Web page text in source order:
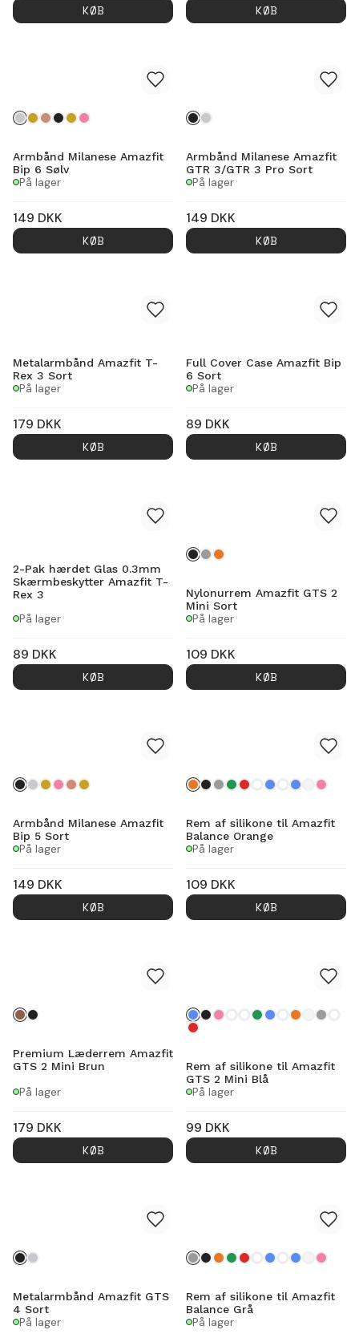
KØB
KØB
Armbånd Milanese Amazfit
Bip 6 Sølv
På lager
149 DKK
KØB
Armbånd Milanese Amazfit
GTR 3/GTR 3 Pro Sort
På lager
149 DKK
KØB
Metalarmbånd Amazfit T-
Rex 3 Sort
På lager
179 DKK
KØB
Full Cover Case Amazfit Bip
6 Sort
På lager
89 DKK
KØB
2-Pak hærdet Glas 0.3mm
Skærmbeskytter Amazfit T-
Rex 3
På lager
89 DKK
KØB
Nylonurrem Amazfit GTS 2
Mini Sort
På lager
109 DKK
KØB
Armbånd Milanese Amazfit
Bip 5 Sort
På lager
149 DKK
KØB
Rem af silikone til Amazfit
Balance Orange
På lager
109 DKK
KØB
Premium Læderrem Amazfit
GTS 2 Mini Brun
På lager
179 DKK
KØB
Rem af silikone til Amazfit
GTS 2 Mini Blå
På lager
99 DKK
KØB
Metalarmbånd Amazfit GTS
4 Sort
På lager
Rem af silikone til Amazfit
Balance Grå
På lager